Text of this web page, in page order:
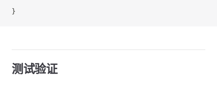
}
测试验证